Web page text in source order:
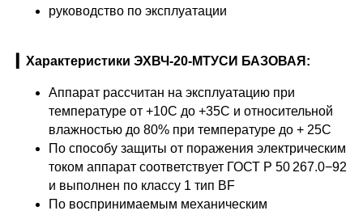
руководство по эксплуатации
▎Характеристики ЭХВЧ-20-МТУСИ БАЗОВАЯ:
Аппарат рассчитан на эксплуатацию при
температуре от +10С до +35С и относительной
влажностью до 80% при температуре до + 25С
По способу защиты от поражения электрическим
током аппарат соответствует ГОСТ Р 50 267.0−92
и выполнен по классу 1 тип BF
По воспринимаемым механическим